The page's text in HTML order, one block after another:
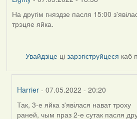
На другім гняздзе пасля 15:00
трэцяе яйка.
Увайдзіце цізарэгіструйцеся каб
Harrier - 07.05.2022 - 20:20
In
Так, 3-е яйка з'явілася нават троху
раней, чым праз 2-е сутак пасля